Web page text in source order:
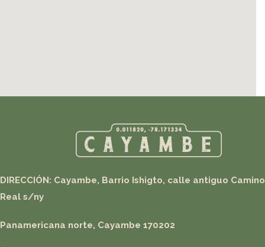
DIRECCIÓN: Cayambe, Barrio Ishigto, calle antiguo Camino
Real s/ny
Panamericana norte, Cayambe 170202